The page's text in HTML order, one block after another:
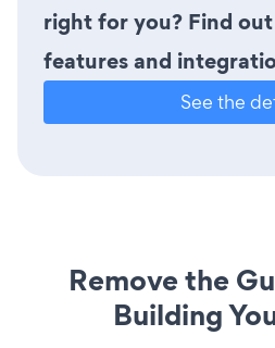
right for you? Find
features and
See the
Remove the
Building